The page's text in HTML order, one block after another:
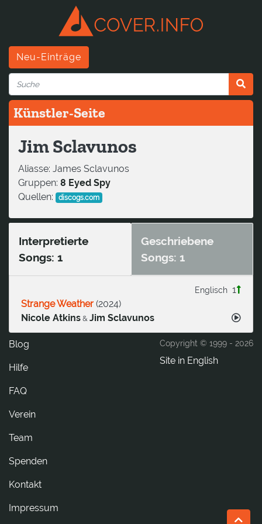
Neu-Einträge
Künstler-Seite
Jim Sclavunos
Aliasse: James Sclavunos
Gruppen: 8 Eyed Spy
Quellen:
discogs.com
Interpretierte
Songs: 1
Geschriebene
Songs: 1
1
Englisch
Strange Weather (2024)
Nicole Atkins & Jim Sclavunos
Copyright © 1999 - 2026
Site in English
Blog
Hilfe
FAQ
Verein
Team
Spenden
tkatnoK
Impressum